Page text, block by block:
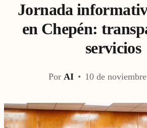
Jornada
en Chepén:
servicios
Por AI • 10 de